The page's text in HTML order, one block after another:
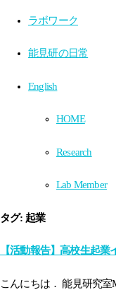
ラボワーク
能見研の日常
English
HOME
Research
Lab Member
タグ: 起業
【活動報告】高校生起
こんにちは． 能見研究